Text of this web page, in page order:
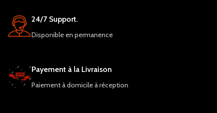
24/7 Support.
Disponible en permanence
Payement à la Livraison
Paiement à domicile à réception